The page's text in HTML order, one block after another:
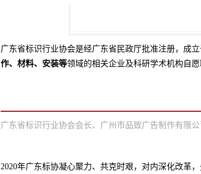
广东省标识行业协会是经广东省民政厅批准注册，成
作、材料、安装等领域的相关企业及科研学术机构自
广东省标识行业协会会长、广州市品致广告制作有限
2020年广东标协凝心聚力、共克时艰，对内深化改革